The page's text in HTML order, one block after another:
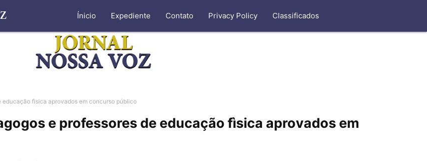
Ínicio Expediente Contato Privacy Policy Classificados
fìsica aprovados em concurso público
e professores de educação fìsica aprovados em